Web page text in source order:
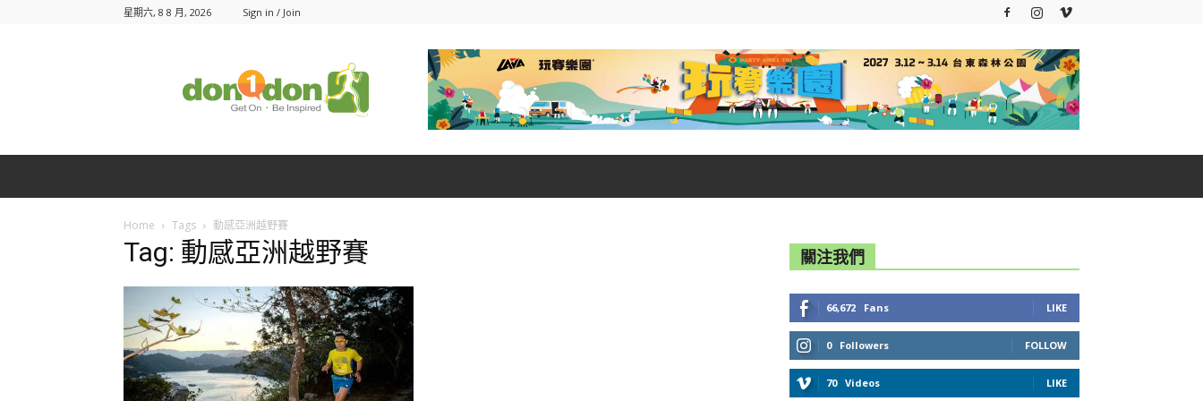
星期六, 8 8 月, 2026 Sign in / Join
Home Tags 動感亞洲越野賽
Tag: 動感亞洲越野賽 關注我們
66,672 Fans LIKE
0 Followers FOLLOW
70 Videos LIKE